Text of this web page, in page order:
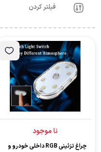
فیلتر کردن
نا موجود
چراغ تزئینی RGB داخلی خودرو و